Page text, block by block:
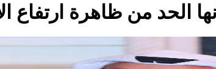
الحد من ظاهرة ارتفاع